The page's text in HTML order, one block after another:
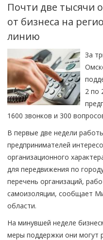
Почти две тысячи
от бизнеса на
линию
За
2 по
1600 звонков и 300
В первые две недели
предпринимателей
организационного
для передвижения по
перечень организаций,
самоизоляции, сообщает
области.
На минувшей неделе
меры поддержки они могут